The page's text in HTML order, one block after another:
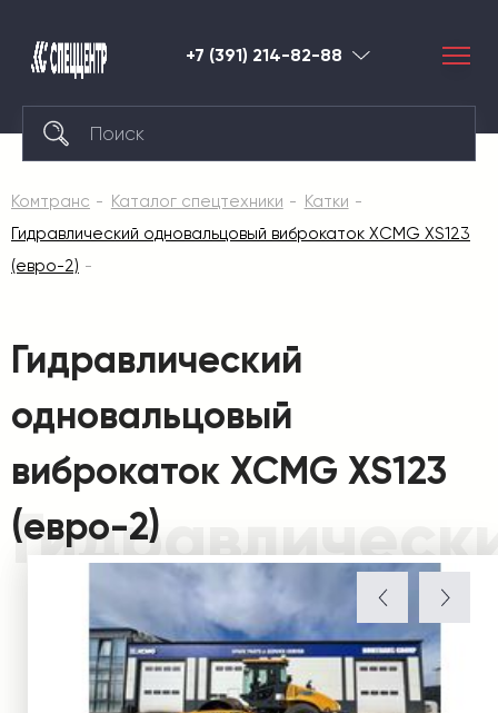
+7 (391) 214-82-88 Красноярск
Комтранс Каталог спецтехники
Катки
Гидравлический одновальцовый виброкаток XCMG XS123
(евро-2)
Гидравлический
одновальцовый
виброкаток XCMG XS123
(евро-2)